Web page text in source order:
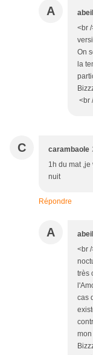
A
<br
On
la
<br
C carambaole
1h du mat
nuit
Répondre
A
<br
très
cas
mon